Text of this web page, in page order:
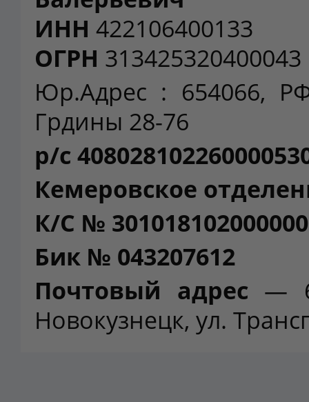
ИНН 422106400133
ОГРН 313425320400043
Юр.Адрес : 654066,
Грдины 28-76
р/с
Кемеровское
К/С №
Бик № 043207612
Почтовый адрес—
Новокузнецк, ул.